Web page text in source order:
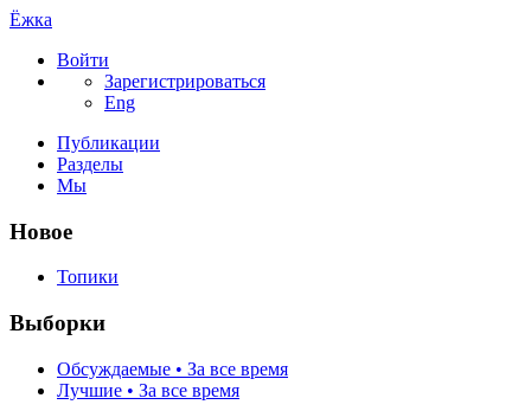
Ёжка
Войти
Зарегистрироваться
Eng
Публикации
Разделы
Мы
Новое
Топики
Выборки
Обсуждаемые • За все время
Лучшие • За все время